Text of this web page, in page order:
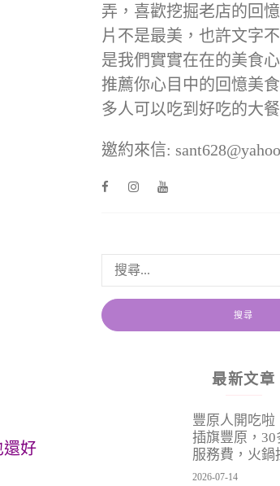
還好
弄，喜歡挖掘老店的回
片不是最美，也許文字
是我們實實在在的美食
推薦你心目中的回憶美
多人可以吃到好吃的大
邀約來信:
最新文章
豐原人開吃啦
插旗豐原，
服務費，火鍋
2026-07-14